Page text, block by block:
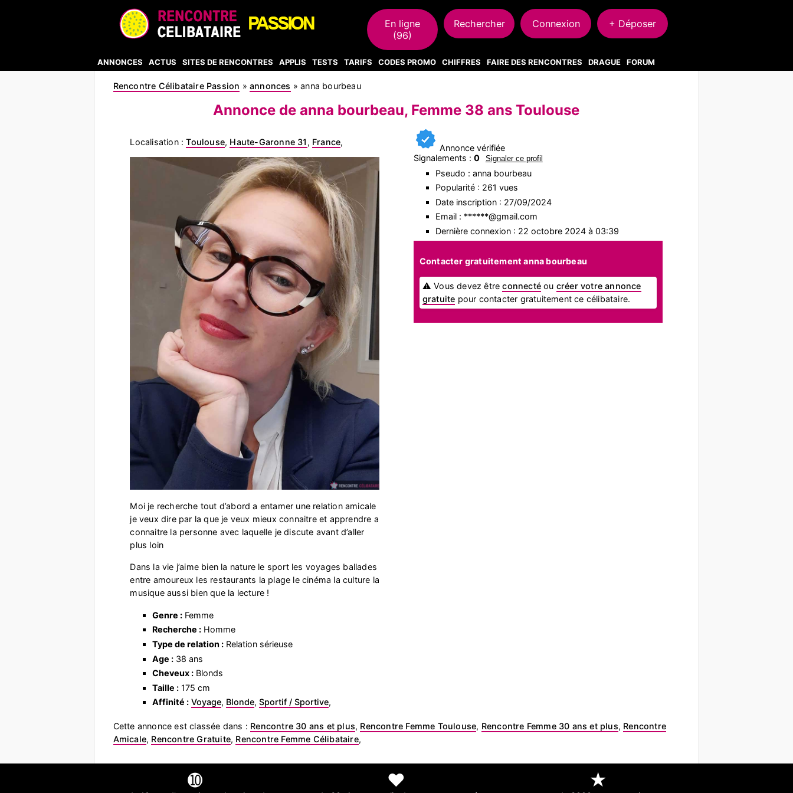
En ligne
(96)
Rechercher Connexion + Déposer
ANNONCES ACTUS SITES DE RENCONTRES APPLIS TESTS TARIFS CODES PROMO CHIFFRES FAIRE DES RENCONTRES DRAGUE FORUM
Rencontre Célibataire Passion »annonces »anna bourbeau
Annonce de anna bourbeau, Femme 38 ans Toulouse
Localisation :Toulouse, Haute-Garonne 31 , France,
Moi je recherche tout d’abord a entamer une relation amicale
je veux dire par la que je veux mieux connaitre et apprendre a
connaitre la personne avec laquelle je discute avant d’aller
plus loin
Dans la vie j’aime bien la nature le sport les voyages ballades
entre amoureux les restaurants la plage le cinéma la culture la
musique aussi bien que la lecture !
Genre :Femme
Recherche :Homme
Type de relation :Relation sérieuse
Age :38 ans
Cheveux :Blonds
Taille :175 cm
Affinité : Voyage, Blonde, Sportif / Sportive,
Annonce vérifiée
Signalements : 0 Signaler ce profil
Pseudo : anna bourbeau
Popularité : 261 vues
Date inscription : 27/09/2024
Email : ******@gmail.com
Dernière connexion : 22 octobre 2024 à 03:39
Contacter gratuitement anna bourbeau
⚠ Vous devez êtreconnecté ou créer votre annonce
gratuite pour contacter gratuitement ce célibataire.
Cette annonce est classée dans : Rencontre 30 ans et plus, Rencontre Femme Toulouse, Rencontre Femme 30 ans et plus, Rencontre
Amicale, Rencontre Gratuite, Rencontre Femme Célibataire,
➓ ❤ ★